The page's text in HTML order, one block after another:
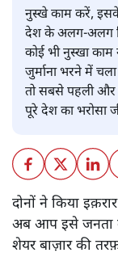
नुस्खे काम करें,
देश के अलग-अलग
कोई भी नुस्खा
जुर्माना भरने में
तो सबसे पहली और
पूरे देश का भरोसा
दोनों ने किया
अब आप इसे जनता
शेयर बाज़ार की